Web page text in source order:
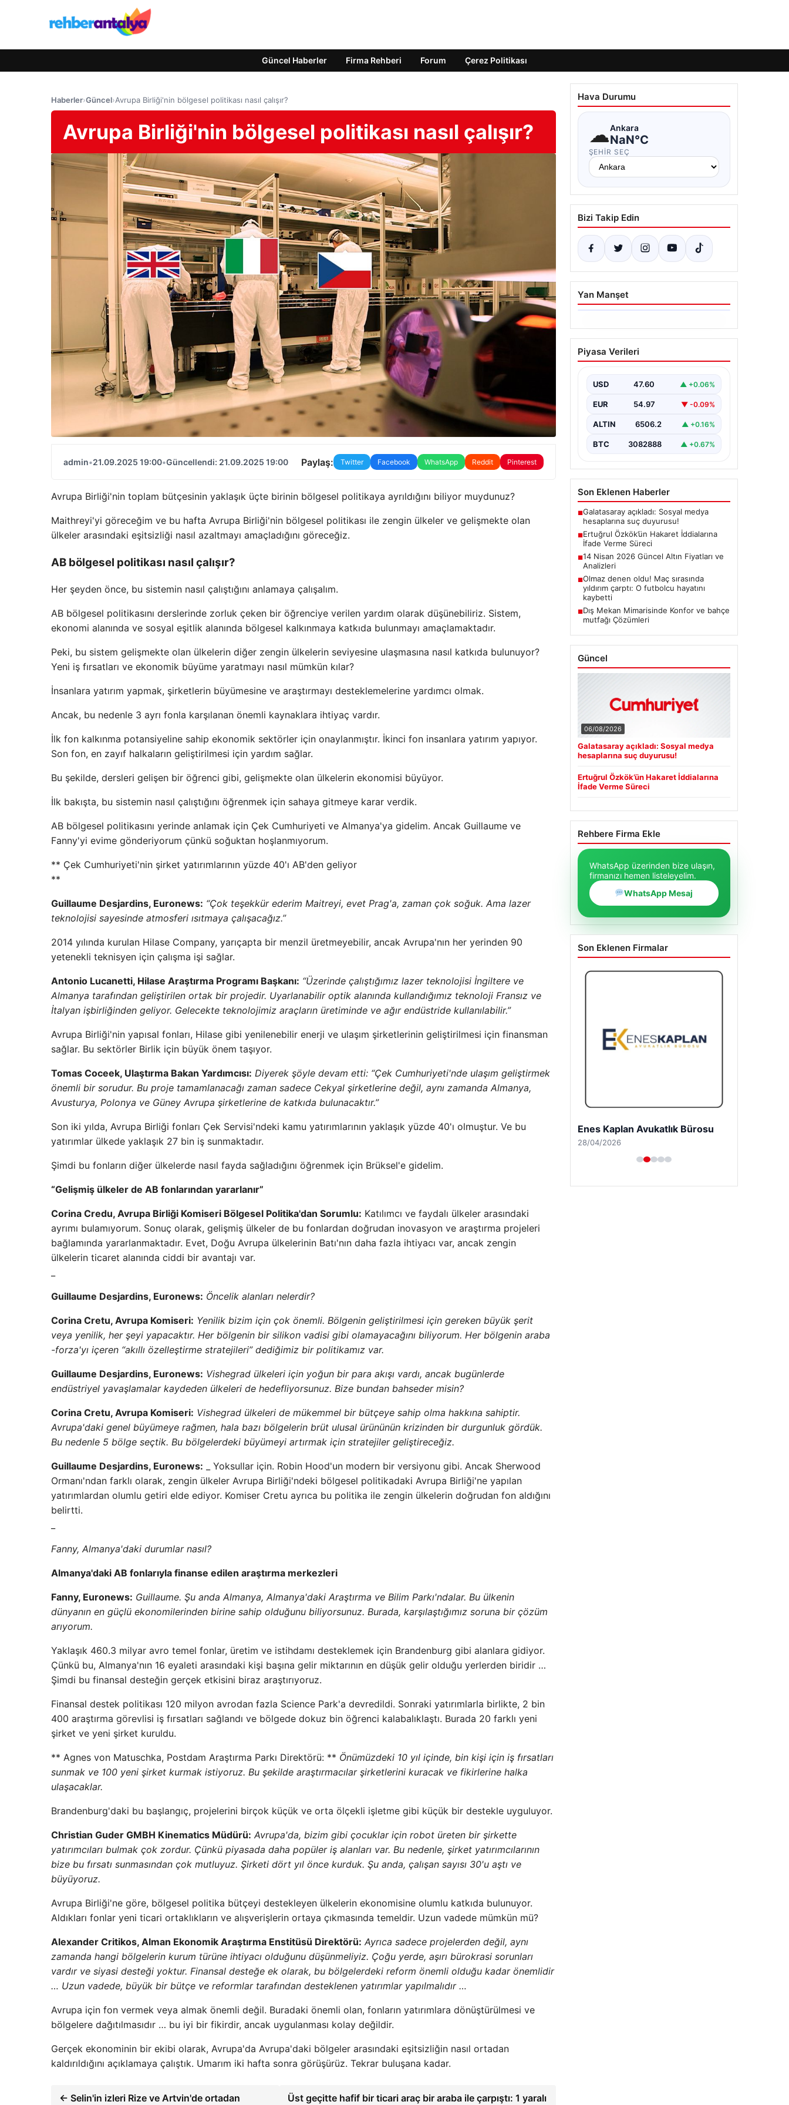
Güncel Haberler Firma Rehberi Forum Çerez Politikası
Haberler›Güncel›Avrupa Birliği'nin bölgesel politikası nasıl çalışır?
Avrupa Birliği'nin bölgesel politikası nasıl çalışır?
admin•21.09.2025 19:00•Güncellendi: 21.09.2025 19:00 Paylaş: Twitter Facebook WhatsApp Reddit Pinterest
Avrupa Birliği'nin toplam bütçesinin yaklaşık üçte birinin bölgesel politikaya ayrıldığını biliyor muydunuz?
Maithreyi'yi göreceğim ve bu hafta Avrupa Birliği'nin bölgesel politikası ile zengin ülkeler ve gelişmekte olan
ülkeler arasındaki eşitsizliği nasıl azaltmayı amaçladığını göreceğiz.
AB bölgesel politikası nasıl çalışır?
Her şeyden önce, bu sistemin nasıl çalıştığını anlamaya çalışalım.
AB bölgesel politikasını derslerinde zorluk çeken bir öğrenciye verilen yardım olarak düşünebiliriz. Sistem,
ekonomi alanında ve sosyal eşitlik alanında bölgesel kalkınmaya katkıda bulunmayı amaçlamaktadır.
Peki, bu sistem gelişmekte olan ülkelerin diğer zengin ülkelerin seviyesine ulaşmasına nasıl katkıda bulunuyor?
Yeni iş fırsatları ve ekonomik büyüme yaratmayı nasıl mümkün kılar?
İnsanlara yatırım yapmak, şirketlerin büyümesine ve araştırmayı desteklemelerine yardımcı olmak.
Ancak, bu nedenle 3 ayrı fonla karşılanan önemli kaynaklara ihtiyaç vardır.
İlk fon kalkınma potansiyeline sahip ekonomik sektörler için onaylanmıştır. İkinci fon insanlara yatırım yapıyor.
Son fon, en zayıf halkaların geliştirilmesi için yardım sağlar.
Bu şekilde, dersleri gelişen bir öğrenci gibi, gelişmekte olan ülkelerin ekonomisi büyüyor.
İlk bakışta, bu sistemin nasıl çalıştığını öğrenmek için sahaya gitmeye karar verdik.
AB bölgesel politikasını yerinde anlamak için Çek Cumhuriyeti ve Almanya'ya gidelim. Ancak Guillaume ve
Fanny'yi evime gönderiyorum çünkü soğuktan hoşlanmıyorum.
** Çek Cumhuriyeti'nin şirket yatırımlarının yüzde 40'ı AB'den geliyor
**
Guillaume Desjardins, Euronews: “Çok teşekkür ederim Maitreyi, evet Prag'a, zaman çok soğuk. Ama lazer
teknolojisi sayesinde atmosferi ısıtmaya çalışacağız.”
2014 yılında kurulan Hilase Company, yarıçapta bir menzil üretmeyebilir, ancak Avrupa'nın her yerinden 90
yetenekli teknisyen için çalışma işi sağlar.
Antonio Lucanetti, Hilase Araştırma Programı Başkanı: “Üzerinde çalıştığımız lazer teknolojisi İngiltere ve
Almanya tarafından geliştirilen ortak bir projedir. Uyarlanabilir optik alanında kullandığımız teknoloji Fransız ve
İtalyan işbirliğinden geliyor. Gelecekte teknolojimiz araçların üretiminde ve ağır endüstride kullanılabilir.”
Avrupa Birliği'nin yapısal fonları, Hilase gibi yenilenebilir enerji ve ulaşım şirketlerinin geliştirilmesi için finansman
sağlar. Bu sektörler Birlik için büyük önem taşıyor.
Tomas Coceek, Ulaştırma Bakan Yardımcısı: Diyerek şöyle devam etti: “Çek Cumhuriyeti'nde ulaşım geliştirmek
önemli bir sorudur. Bu proje tamamlanacağı zaman sadece Cekyal şirketlerine değil, aynı zamanda Almanya,
Avusturya, Polonya ve Güney Avrupa şirketlerine de katkıda bulunacaktır.”
Son iki yılda, Avrupa Birliği fonları Çek Servisi'ndeki kamu yatırımlarının yaklaşık yüzde 40'ı olmuştur. Ve bu
yatırımlar ülkede yaklaşık 27 bin iş sunmaktadır.
Şimdi bu fonların diğer ülkelerde nasıl fayda sağladığını öğrenmek için Brüksel'e gidelim.
“Gelişmiş ülkeler de AB fonlarından yararlanır”
Corina Credu, Avrupa Birliği Komiseri Bölgesel Politika'dan Sorumlu: Katılımcı ve faydalı ülkeler arasındaki
ayrımı bulamıyorum. Sonuç olarak, gelişmiş ülkeler de bu fonlardan doğrudan inovasyon ve araştırma projeleri
bağlamında yararlanmaktadır. Evet, Doğu Avrupa ülkelerinin Batı'nın daha fazla ihtiyacı var, ancak zengin
ülkelerin ticaret alanında ciddi bir avantajı var.
Guillaume Desjardins, Euronews: Öncelik alanları nelerdir?
Corina Cretu, Avrupa Komiseri: Yenilik bizim için çok önemli. Bölgenin geliştirilmesi için gereken büyük şerit
veya yenilik, her şeyi yapacaktır. Her bölgenin bir silikon vadisi gibi olamayacağını biliyorum. Her bölgenin araba
-forza'yı içeren “akıllı özelleştirme stratejileri” dediğimiz bir politikamız var.
Guillaume Desjardins, Euronews: Vishegrad ülkeleri için yoğun bir para akışı vardı, ancak bugünlerde
endüstriyel yavaşlamalar kaydeden ülkeleri de hedefliyorsunuz. Bize bundan bahseder misin?
Corina Cretu, Avrupa Komiseri: Vishegrad ülkeleri de mükemmel bir bütçeye sahip olma hakkına sahiptir.
Avrupa'daki genel büyümeye rağmen, hala bazı bölgelerin brüt ulusal ürününün krizinden bir durgunluk gördük.
Bu nedenle 5 bölge seçtik. Bu bölgelerdeki büyümeyi artırmak için stratejiler geliştireceğiz.
Guillaume Desjardins, Euronews: _ Yoksullar için. Robin Hood'un modern bir versiyonu gibi. Ancak Sherwood
Ormanı'ndan farklı olarak, zengin ülkeler Avrupa Birliği'ndeki bölgesel politikadaki Avrupa Birliği'ne yapılan
yatırımlardan olumlu getiri elde ediyor. Komiser Cretu ayrıca bu politika ile zengin ülkelerin doğrudan fon aldığını
belirtti.
Fanny, Almanya'daki durumlar nasıl?
Almanya'daki AB fonlarıyla finanse edilen araştırma merkezleri
Fanny, Euronews: Guillaume. Şu anda Almanya, Almanya'daki Araştırma ve Bilim Parkı'ndalar. Bu ülkenin
dünyanın en güçlü ekonomilerinden birine sahip olduğunu biliyorsunuz. Burada, karşılaştığımız soruna bir çözüm
arıyorum.
Yaklaşık 460.3 milyar avro temel fonlar, üretim ve istihdamı desteklemek için Brandenburg gibi alanlara gidiyor.
Çünkü bu, Almanya'nın 16 eyaleti arasındaki kişi başına gelir miktarının en düşük gelir olduğu yerlerden biridir …
Şimdi bu finansal desteğin gerçek etkisini biraz araştırıyoruz.
Finansal destek politikası 120 milyon avrodan fazla Science Park'a devredildi. Sonraki yatırımlarla birlikte, 2 bin
400 araştırma görevlisi iş fırsatları sağlandı ve bölgede dokuz bin öğrenci kalabalıklaştı. Burada 20 farklı yeni
şirket ve yeni şirket kuruldu.
** Agnes von Matuschka, Postdam Araştırma Parkı Direktörü: ** Önümüzdeki 10 yıl içinde, bin kişi için iş fırsatları
sunmak ve 100 yeni şirket kurmak istiyoruz. Bu şekilde araştırmacılar şirketlerini kuracak ve fikirlerine halka
ulaşacaklar.
Brandenburg'daki bu başlangıç, projelerini birçok küçük ve orta ölçekli işletme gibi küçük bir destekle uyguluyor.
Christian Guder GMBH Kinematics Müdürü: Avrupa'da, bizim gibi çocuklar için robot üreten bir şirkette
yatırımcıları bulmak çok zordur. Çünkü piyasada daha popüler iş alanları var. Bu nedenle, şirket yatırımcılarının
bize bu fırsatı sunmasından çok mutluyuz. Şirketi dört yıl önce kurduk. Şu anda, çalışan sayısı 30'u aştı ve
büyüyoruz.
Avrupa Birliği'ne göre, bölgesel politika bütçeyi destekleyen ülkelerin ekonomisine olumlu katkıda bulunuyor.
Aldıkları fonlar yeni ticari ortaklıkların ve alışverişlerin ortaya çıkmasında temeldir. Uzun vadede mümkün mü?
Alexander Critikos, Alman Ekonomik Araştırma Enstitüsü Direktörü: Ayrıca sadece projelerden değil, aynı
zamanda hangi bölgelerin kurum türüne ihtiyacı olduğunu düşünmeliyiz. Çoğu yerde, aşırı bürokrasi sorunları
vardır ve siyasi desteği yoktur. Finansal desteğe ek olarak, bu bölgelerdeki reform önemli olduğu kadar önemlidir
… Uzun vadede, büyük bir bütçe ve reformlar tarafından desteklenen yatırımlar yapılmalıdır …
Avrupa için fon vermek veya almak önemli değil. Buradaki önemli olan, fonların yatırımlara dönüştürülmesi ve
bölgelere dağıtılmasıdır … bu iyi bir fikirdir, ancak uygulanması kolay değildir.
Gerçek ekonominin bir ekibi olarak, Avrupa'da Avrupa'daki bölgeler arasındaki eşitsizliğin nasıl ortadan
kaldırıldığını açıklamaya çalıştık. Umarım iki hafta sonra görüşürüz. Tekrar buluşana kadar.
← Selin'in izleri Rize ve Artvin'de ortadan
Üst geçitte hafif bir ticari araç bir araba ile çarpıştı: 1 yaralı
Hava Durumu
☁Ankara
NaN°C
ŞEHIR SEÇ
Bizi Takip Edin
Yan Manşet
06.08.2026
Ertuğrul Özkök’ün
Hakaret İddialarına İfade
Ünlü gazeteci ve yazar Ertuğrul
iddialarıyla yürütülen soruşturma
Piyasa Verileri
USD 47.60 ▲ +0.06%
EUR 54.97 ▼ -0.09%
ALTIN 6506.2 ▲ +0.16%
BTC 3082888 ▲ +0.67%
Son Eklenen Haberler
■Galatasaray açıkladı: Sosyal medya
hesaplarına suç duyurusu!
■Ertuğrul Özkök’ün Hakaret İddialarına
İfade Verme Süreci
■14 Nisan 2026 Güncel Altın Fiyatları ve
Analizleri
■Olmaz denen oldu! Maç sırasında
yıldırım çarptı: O futbolcu hayatını
kaybetti
■Dış Mekan Mimarisinde Konfor ve bahçe
mutfağı Çözümleri
Güncel
06/08/2026
Galatasaray açıkladı: Sosyal medya
hesaplarına suç duyurusu!
Ertuğrul Özkök’ün Hakaret İddialarına
İfade Verme Süreci
Rehbere Firma Ekle
WhatsApp üzerinden bize ulaşın,
firmanızı hemen listeleyelim.
WhatsApp Mesaj
Son Eklenen Firmalar
Enes Kaplan Avukatlık Bürosu
28/04/2026